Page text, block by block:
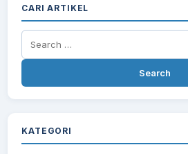
CARI ARTIKEL
KATEGORI